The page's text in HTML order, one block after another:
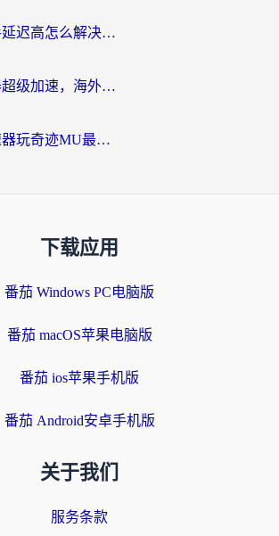
国外玩灌篮高手延迟高怎么解决？海外玩家国服游戏加速终极指南
非人学园加速器超级加速，海外玩家重返国服的通行证
国外用什么加速器玩奇迹MU最好？2026海外玩家国服游戏加速全攻略
下载应用
番茄 Windows PC电脑版
番茄 macOS苹果电脑版
番茄 ios苹果手机版
番茄 Android安卓手机版
关于我们
服务条款